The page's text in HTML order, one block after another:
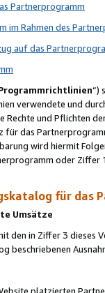
Partnerprogramm
im Rahmen des
auf das
“)
verwendete und
Rechte und Pflichten
das
wird hiermit
oder
für das
Umsätze
den in Ziffer 3
beschriebenen
platzierten